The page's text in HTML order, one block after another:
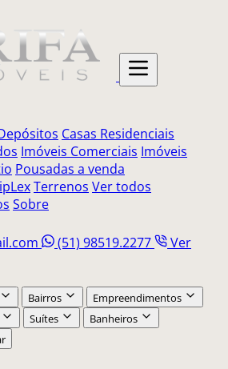
Casas Residenciais
Imóveis Comerciais Imóveis
Pousadas a venda
Terrenos Ver todos
Sobre
(51) 98519.2277
Ver
Bairros
Empreendimentos
Suítes
Banheiros